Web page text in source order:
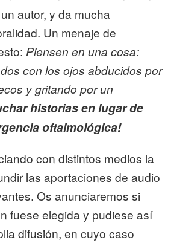
autor, y da mucha
Un menaje de
Piensen en una cosa:
con los ojos abducidos por
y gritando por un
historias en lugar de
oftalmológica!
con distintos medios la
las aportaciones de audio
Os anunciaremos si
fuese elegida y pudiese así
difusión, en cuyo caso